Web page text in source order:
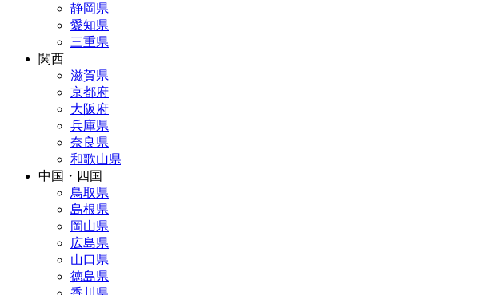
静岡県
愛知県
三重県
関西
滋賀県
京都府
大阪府
兵庫県
奈良県
和歌山県
中国・四国
鳥取県
島根県
岡山県
広島県
山口県
徳島県